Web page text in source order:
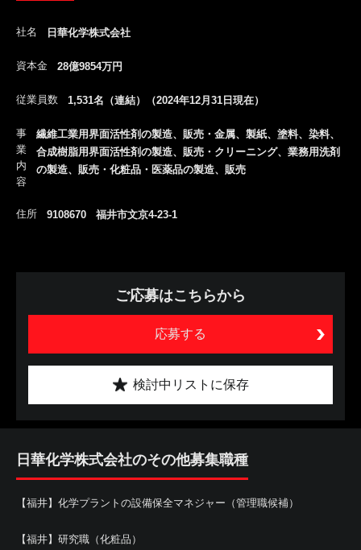
社名 日華化学株式会社
資本金 28億9854万円
従業員数 1,531名（連結）（2024年12月31日現在）
事
業
内
容
繊維工業用界面活性剤の製造、販売・金属、製紙、塗料、染料、
合成樹脂用界面活性剤の製造、販売・クリーニング、業務用洗剤
の製造、販売・化粧品・医薬品の製造、販売
住所 9108670 福井市文京4-23-1
ご応募はこちらから
応募する
検討中リストに保存
日華化学株式会社のその他募集職種
【福井】化学プラントの設備保全マネジャー（管理職候補）
【福井】研究職（化粧品）